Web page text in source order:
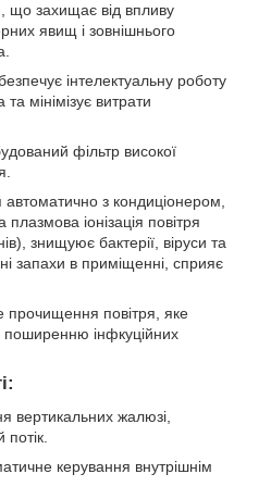
що захищає від впливу
явищ і зовнішнього
інтелектуальну роботу
мінімізує витрати
фільтр високої
з кондиціонером,
іонізація повітря
знищуює бактерії, віруси та
запахи в приміщенні, сприяє
повітря, яке
поширенню інфкуційних
вертикальних жалюзі,
керування внутрішнім